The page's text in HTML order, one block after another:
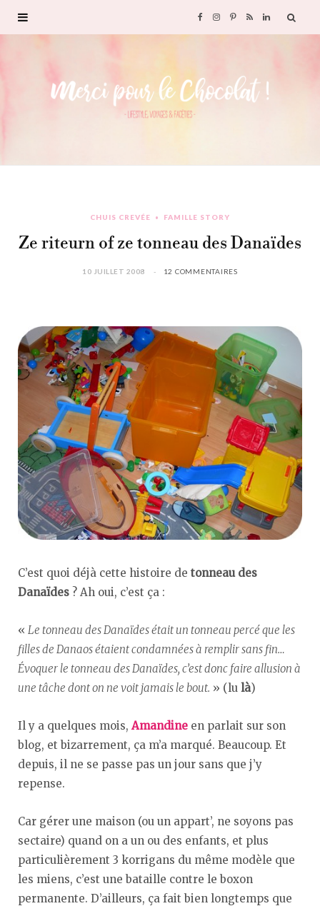
F
c
o
I
r
P
n
R
S
L
CHUIS CREVÉE FAMILLE STORY
Ze riteurn of ze tonneau des Danaïdes
10 JUILLET 2008 12 COMMENTAIRES
C’est quoi déjà cette histoire de tonneau des
Danaïdes ? Ah oui, c’est ça :
« Le tonneau des Danaïdes était un tonneau percé que les
filles de Danaos étaient condamnées à remplir sans fin…
Évoquer le tonneau des Danaïdes, c’est donc faire allusion à
une tâche dont on ne voit jamais le bout. » (lu là)
Il y a quelques mois, Amandine en parlait sur son
blog, et bizarrement, ça m’a marqué. Beaucoup. Et
depuis, il ne se passe pas un jour sans que j’y
repense.
Car gérer une maison (ou un appart’, ne soyons pas
sectaire) quand on a un ou des enfants, et plus
particulièrement 3 korrigans du même modèle que
les miens, c’est une bataille contre le boxon
permanente. D’ailleurs, ça fait bien longtemps que